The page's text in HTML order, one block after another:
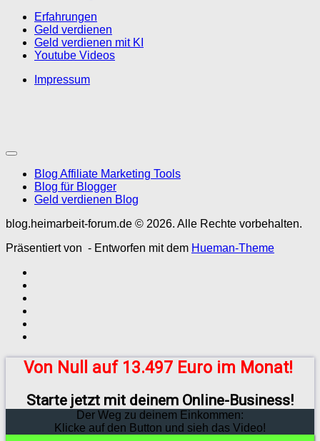
Erfahrungen
Geld verdienen
Geld verdienen mit KI
Youtube Videos
Impressum
Blog Affiliate Marketing Tools
Blog für Blogger
Geld verdienen Blog
blog.heimarbeit-forum.de © 2026. Alle Rechte vorbehalten.
Präsentiert von - Entworfen mit dem Hueman-Theme
Von Null auf 13.497 Euro im Monat!
Starte jetzt mit deinem Online-Business!
Der Weg zu deinem Einkommen:
Klicke auf den Button und sieh das Video!